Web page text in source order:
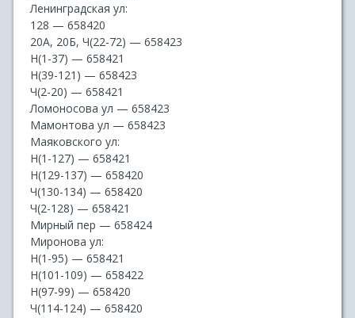
Ленинградская ул:
128 — 658420
20А, 20Б, Ч(22-72) — 658423
Н(1-37) — 658421
Н(39-121) — 658423
Ч(2-20) — 658421
Ломоносова ул — 658423
Мамонтова ул — 658423
Маяковского ул:
Н(1-127) — 658421
Н(129-137) — 658420
Ч(130-134) — 658420
Ч(2-128) — 658421
Мирный пер — 658424
Миронова ул:
Н(1-95) — 658421
Н(101-109) — 658422
Н(97-99) — 658420
Ч(114-124) — 658420